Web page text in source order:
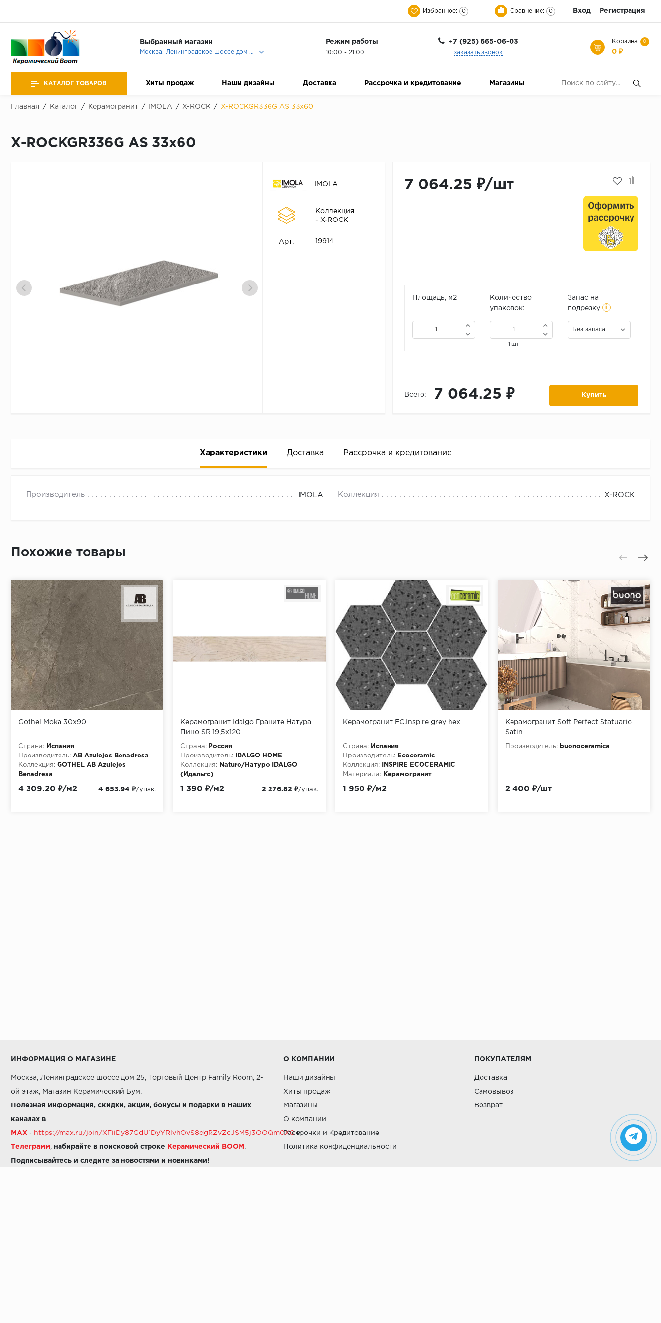
Избранное: 0 Сравнение: 0 Вход Регистрация
Выбранный магазин
Москва, Ленинградское шоссе дом 25, Торговый Центр Family Room, 2-ой этаж, Магазин Керамический Бум.
Режим работы
10:00 - 21:00
+7 (925) 665-06-03
заказать звонок
Корзина 0
0 ₽
КАТАЛОГ ТОВАРОВ Хиты продаж Наши дизайны Доставка Рассрочка и кредитование Магазины
Главная / Каталог / Керамогранит / IMOLA / X-ROCK / X-ROCKGR336G AS 33x60
X-ROCKGR336G AS 33x60
IMOLA
Коллекция
- X-ROCK
Арт. 19914
7 064.25 ₽/шт
Площадь, м2
Количество
упаковок:
1 шт
Запас на
подрезку
i
Без запаса
Всего: 7 064.25 ₽ Купить
Характеристики Доставка Рассрочка и кредитование
Производитель IMOLA Коллекция X-ROCK
Рассрочка беспроцентная: вы не платите за пользование деньгами
Подписание договора доступным способом: в магазине, на встрече с представителем или по СМС
Одобрение за 1-2 минуты
Срок предоставления кредита от 3 до 36 месяцев Срок предоставления рассрочки от 3 до 10 месяцев
Достаточно только паспорта
Похожие товары
Gothel Moka 30x90
Страна:
Испания
Производитель: AB Azulejos Benadresa
Коллекция: GOTHEL AB Azulejos
Benadresa
4 309.20 ₽/м2 4 653.94 ₽/упак.
Керамогранит Idalgo Граните Натура
Пино SR 19,5x120
Страна:
Россия
Производитель:
IDALGO HOME
Коллекция:
Naturo/Натуро IDALGO
(Идальго)
1 390 ₽/м2 2 276.82 ₽/упак.
Керамогранит EC.Inspire grey hex
Страна:
Испания
Производитель:
Ecoceramic
Коллекция:
INSPIRE ECOCERAMIC
Материала:
Керамогранит
1 950 ₽/м2
Керамогранит Soft Perfect Statuario
Satin
Производитель: buonoceramica
2 400 ₽/шт
ИНФОРМАЦИЯ О МАГАЗИНЕ
Москва, Ленинградское шоссе дом 25, Торговый Центр Family Room, 2-
ой этаж, Магазин Керамический Бум.
Полезная информация, скидки, акции, бонусы и подарки в Наших
каналах в
MAX - https://max.ru/join/XFiiDy87GdU1DyYRlvhOvS8dgRZvZcJSM5j3OOQm0X0 и
Телеграмм набирайте в поисковой строке Керамический BOOM .
Подписывайтесь и следите за новостями и новинками!
О КОМПАНИИ
Наши дизайны
Хиты продаж
Магазины
О компании
Рассрочки и Кредитование
Политика конфиденциальности
ПОКУПАТЕЛЯМ
Доставка
Самовывоз
Возврат